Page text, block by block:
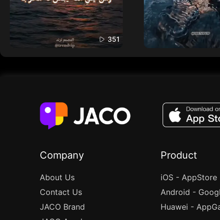
351
Company
About Us
Contact Us
JACO Brand
Product
iOS - AppStore
Android -
Huawei -